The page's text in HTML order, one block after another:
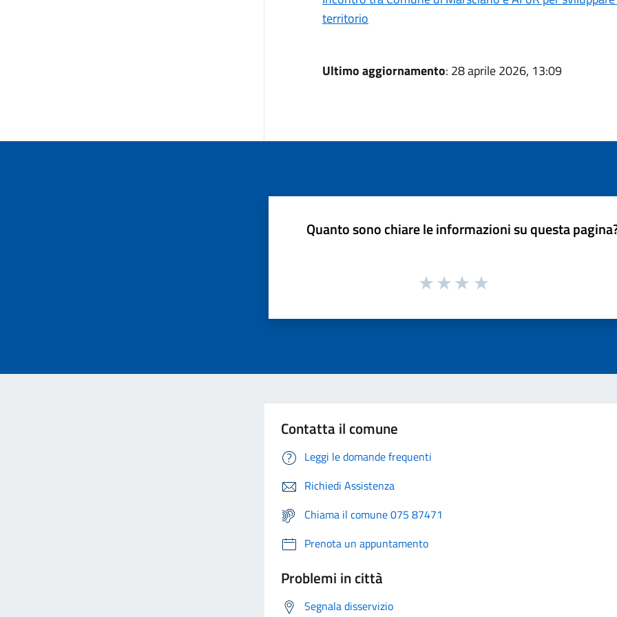
territorio
Ultimo aggiornamento: 28 aprile 2026, 13:09
Quanto sono chiare le informazioni su questa
Contatta il comune
Leggi le domande frequenti
Richiedi Assistenza
Chiama il comune 075 87471
Prenota un appuntamento
Problemi in città
Segnala disservizio